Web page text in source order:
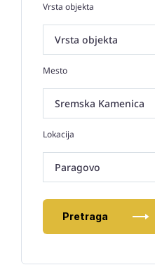
Vrsta objekta
Mesto
Lokacija
Paragovo
Pretraga